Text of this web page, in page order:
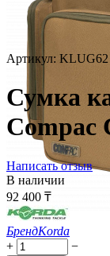
Артикул: KLUG62
Сумка
Compac
Написать отзыв
В наличии
92 400 ₸
БрендKorda
+
−